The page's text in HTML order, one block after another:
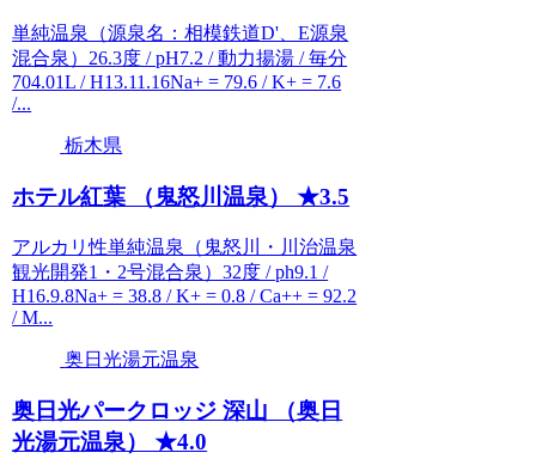
単純温泉（源泉名：相模鉄道D'、E源泉
混合泉）26.3度 / pH7.2 / 動力揚湯 / 毎分
704.01L / H13.11.16Na+ = 79.6 / K+ = 7.6
/...
栃木県
ホテル紅葉 （鬼怒川温泉） ★3.5
アルカリ性単純温泉（鬼怒川・川治温泉
観光開発1・2号混合泉）32度 / ph9.1 /
H16.9.8Na+ = 38.8 / K+ = 0.8 / Ca++ = 92.2
/ M...
奥日光湯元温泉
奥日光パークロッジ 深山 （奥日
光湯元温泉） ★4.0